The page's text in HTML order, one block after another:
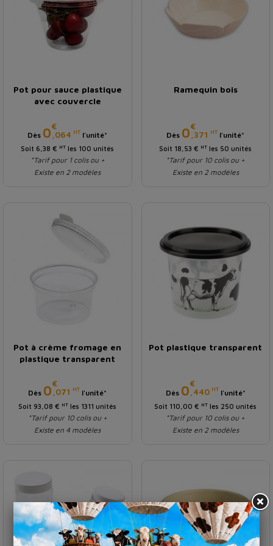
Pot pour sauce plastique
avec couvercle
Prix
Dès 0€
,064 HT l'unité*
Soit 6,38 € HT les 100 unités
*Tarif pour 1 colis ou +
Existe en 2 modèles
Ramequin bois
Prix
Dès 0€
,371 HT l'unité*
Soit 18,53 € HT les 50 unités
*Tarif pour 10 colis ou +
Existe en 2 modèles
Pot à crème fromage en
plastique transparent
Prix
Dès 0€
,071 HT l'unité*
Soit 93,08 € HT les 1311 unités
*Tarif pour 10 colis ou +
Existe en 4 modèles
Pot plastique transparent
Prix
Dès 0€
,440 HT l'unité*
Soit 110,00 € HT les 250 unités
*Tarif pour 10 colis ou +
Existe en 2 modèles